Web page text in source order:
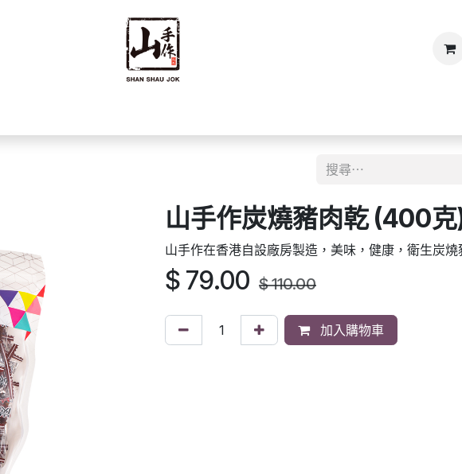
山手作炭燒豬肉乾 (400克
山手作在香港自設廠房製造，美味，健康，衛生炭
$ 79.00 $110.00
加入購物車